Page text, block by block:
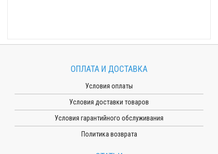
ОПЛАТА И ДОСТАВКА
Условия оплаты
Условия доставки товаров
Условия гарантийного обслуживания
Политика возврата